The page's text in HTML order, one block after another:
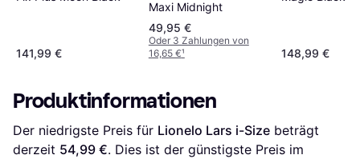
141,99 €
Maxi Midnight
49,95 €
Oder 3 Zahlungen von
16,65 €¹ 148,99 €
Produktinformationen
Der niedrigste Preis für Lionelo Lars i-Size beträgt
derzeit 54,99 €. Dies ist der günstigste Preis im